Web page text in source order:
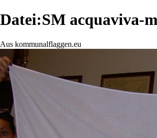
Datei:SM acquaviva-
Aus kommunalflaggen.eu